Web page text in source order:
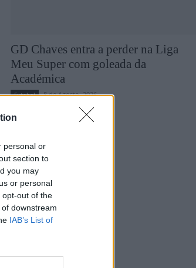
personal or
section to
you may
or personal
opt-out of the
downstream
IAB’s List of
GD Chaves entra a perder na Liga
Meu Super com goleada da
Académica
Futebol 8 de Agosto, 2026